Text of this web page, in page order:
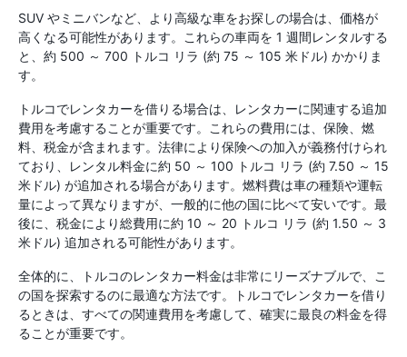
SUV やミニバンなど、より高級な車をお探しの場合は、価格が
高くなる可能性があります。これらの車両を 1 週間レンタルする
と、約 500 ～ 700 トルコ リラ (約 75 ～ 105 米ドル) かかりま
す。
トルコでレンタカーを借りる場合は、レンタカーに関連する追加
費用を考慮することが重要です。これらの費用には、保険、燃
料、税金が含まれます。法律により保険への加入が義務付けられ
ており、レンタル料金に約 50 ～ 100 トルコ リラ (約 7.50 ～ 15
米ドル) が追加される場合があります。燃料費は車の種類や運転
量によって異なりますが、一般的に他の国に比べて安いです。最
後に、税金により総費用に約 10 ～ 20 トルコ リラ (約 1.50 ～ 3
米ドル) 追加される可能性があります。
全体的に、トルコのレンタカー料金は非常にリーズナブルで、こ
の国を探索するのに最適な方法です。トルコでレンタカーを借り
るときは、すべての関連費用を考慮して、確実に最良の料金を得
ることが重要です。